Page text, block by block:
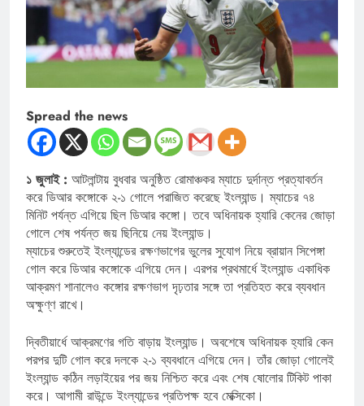
Spread the news
১ জুলাই : আটলান্টায় বুধবার অনুষ্ঠিত রোমাঞ্চকর ম্যাচে দুর্দান্ত প্রত্যাবর্তন
করে ডিআর কঙ্গোকে ২-১ গোলে পরাজিত করেছে ইংল্যান্ড। ম্যাচের ৭৪
মিনিট পর্যন্ত এগিয়ে ছিল ডিআর কঙ্গো। তবে অধিনায়ক হ্যারি কেনের জোড়া
গোলে শেষ পর্যন্ত জয় ছিনিয়ে নেয় ইংল্যান্ড।
ম্যাচের শুরুতেই ইংল্যান্ডের রক্ষণভাগের ভুলের সুযোগ নিয়ে ব্রায়ান সিপেঙ্গা
গোল করে ডিআর কঙ্গোকে এগিয়ে দেন। এরপর প্রথমার্ধে ইংল্যান্ড একাধিক
আক্রমণ শানালেও কঙ্গোর রক্ষণভাগ দৃঢ়তার সঙ্গে তা প্রতিহত করে ব্যবধান
অক্ষুণ্ণ রাখে।
দ্বিতীয়ার্ধে আক্রমণের গতি বাড়ায় ইংল্যান্ড। অবশেষে অধিনায়ক হ্যারি কেন
পরপর দুটি গোল করে দলকে ২-১ ব্যবধানে এগিয়ে দেন। তাঁর জোড়া গোলেই
ইংল্যান্ড কঠিন লড়াইয়ের পর জয় নিশ্চিত করে এবং শেষ ষোলোর টিকিট পাকা
করে। আগামী রাউন্ডে ইংল্যান্ডের প্রতিপক্ষ হবে মেক্সিকো।